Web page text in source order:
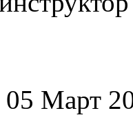
05 Март